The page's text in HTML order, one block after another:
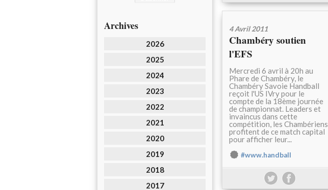
Archives
2026
2025
2024
2023
2022
2021
2020
2019
2018
2017
4 Avril 2011
Chambéry soutien
l'EFS
Mercredi 6 avril à 20h au
Phare de Chambéry, le
Chambéry Savoie Handball
reçoit l'US IVry pour le
compte de la 18ème journée
de championnat. Leaders et
invaincus dans cette
compétition, les Chambériens
profitent de ce match capital
pour afficher leur...
#www.handball